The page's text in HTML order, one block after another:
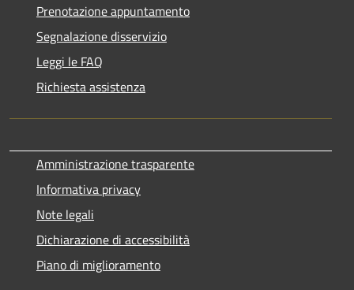
Prenotazione appuntamento
Segnalazione disservizio
Leggi le FAQ
Richiesta assistenza
Amministrazione trasparente
Informativa privacy
Note legali
Dichiarazione di accessibilità
Piano di miglioramento